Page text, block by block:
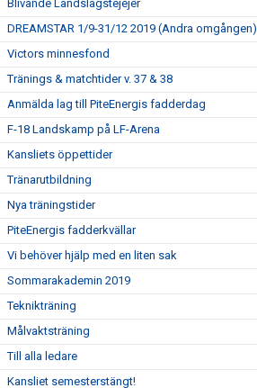
Blivande Landslagstejejer
DREAMSTAR 1/9-31/12 2019 (Andra omgången)
Victors minnesfond
Tränings & matchtider v. 37 & 38
Anmälda lag till PiteEnergis fadderdag
F-18 Landskamp på LF-Arena
Kansliets öppettider
Tränarutbildning
Nya träningstider
PiteEnergis fadderkvällar
Vi behöver hjälp med en liten sak
Sommarakademin 2019
Teknikträning
Målvaktsträning
Till alla ledare
Kansliet semesterstängt!